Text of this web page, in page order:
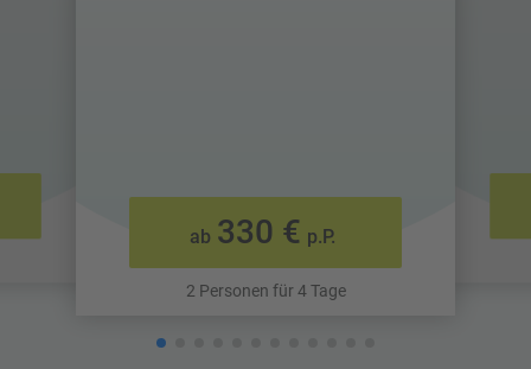
ab 330 € p.P.
2 Personen für 4 Tage